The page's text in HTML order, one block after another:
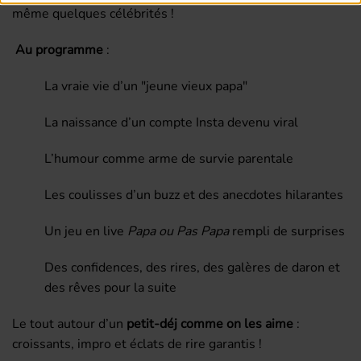
même quelques célébrités !
Au programme :
La vraie vie d’un "jeune vieux papa"
La naissance d’un compte Insta devenu viral
L’humour comme arme de survie parentale
Les coulisses d’un buzz et des anecdotes hilarantes
Un jeu en live Papa ou Pas Paparempli de surprises
Des confidences, des rires, des galères de daron et
des rêves pour la suite
Le tout autour d’un petit-déj comme on les aime :
croissants, impro et éclats de rire garantis !